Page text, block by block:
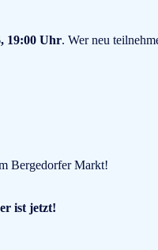
19:00 Uhr. Wer neu
Bergedorfer Markt!
ist jetzt!